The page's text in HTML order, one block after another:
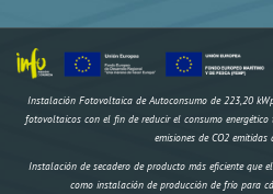
Instalación Fotovoltaica de Autoconsumo de 223,20
fotovoltaicos con el fin de reducir el consumo
emisiones de CO2
Instalación de secadero de producto más eficiente que
como instalación de producción de frío para